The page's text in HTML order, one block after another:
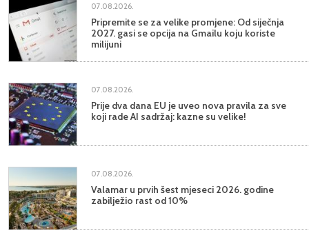
07.08.2026.
Pripremite se za velike promjene: Od siječnja
2027. gasi se opcija na Gmailu koju koriste
milijuni
07.08.2026.
Prije dva dana EU je uveo nova pravila za sve
koji rade AI sadržaj: kazne su velike!
07.08.2026.
Valamar u prvih šest mjeseci 2026. godine
zabilježio rast od 10%